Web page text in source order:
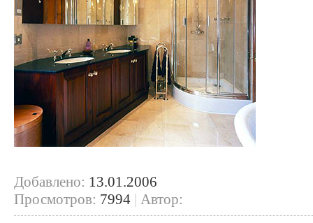
Добавлено: 13.01.2006
Просмотров: 7994 | Автор: